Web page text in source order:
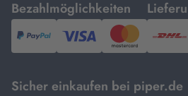
Bezahlmöglichkeiten
mit
PayPal,Visa
und
mit
Sicher einkaufen bei piper.de